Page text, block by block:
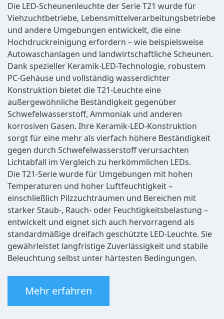
Die LED-Scheunenleuchte der Serie T21 wurde für
Viehzuchtbetriebe, Lebensmittelverarbeitungsbetriebe
und andere Umgebungen entwickelt, die eine
Hochdruckreinigung erfordern – wie beispielsweise
Autowaschanlagen und landwirtschaftliche Scheunen.
Dank spezieller Keramik-LED-Technologie, robustem
PC-Gehäuse und vollständig wasserdichter
Konstruktion bietet die T21-Leuchte eine
außergewöhnliche Beständigkeit gegenüber
Schwefelwasserstoff, Ammoniak und anderen
korrosiven Gasen. Ihre Keramik-LED-Konstruktion
sorgt für eine mehr als vierfach höhere Beständigkeit
gegen durch Schwefelwasserstoff verursachten
Lichtabfall im Vergleich zu herkömmlichen LEDs.
Die T21-Serie wurde für Umgebungen mit hohen
Temperaturen und hoher Luftfeuchtigkeit –
einschließlich Pilzzuchträumen und Bereichen mit
starker Staub-, Rauch- oder Feuchtigkeitsbelastung –
entwickelt und eignet sich auch hervorragend als
standardmäßige dreifach geschützte LED-Leuchte. Sie
gewährleistet langfristige Zuverlässigkeit und stabile
Beleuchtung selbst unter härtesten Bedingungen.
Mehr erfahren